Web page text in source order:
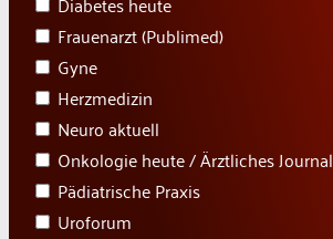
Frauenarzt (Publimed)
Gyne
Herzmedizin
Neuro aktuell
Onkologie heute / Ärztliches Journal
Pädiatrische Praxis
Uroforum